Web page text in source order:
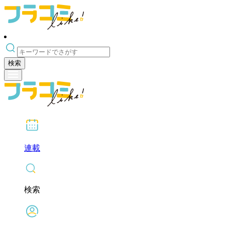
検索
連載
検索